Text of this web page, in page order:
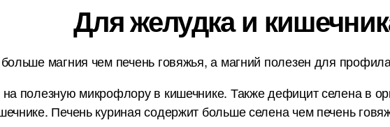
Для желудка и
магния чем печень говяжья, а магний полезен для
полезную микрофлору в кишечнике. Также дефицит селена в
Печень куриная содержит больше селена чем печень